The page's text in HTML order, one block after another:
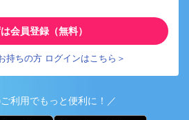
会員登録（無料）
持ちの方 ログインはこちら＞
利用でもっと便利に！／